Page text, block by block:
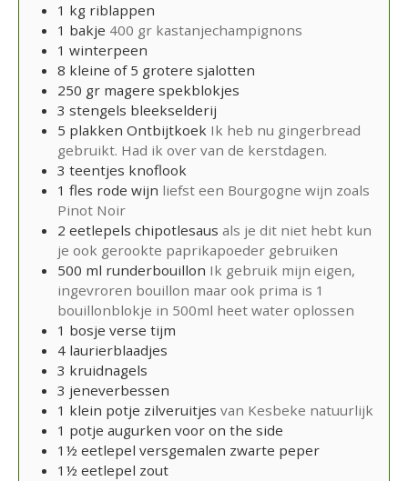
1 kg riblappen
1 bakje 400 gr kastanjechampignons
1 winterpeen
8 kleine of 5 grotere sjalotten
250 gr magere spekblokjes
3 stengels bleekselderij
5 plakken Ontbijtkoek Ik heb nu gingerbread
gebruikt. Had ik over van de kerstdagen.
3 teentjes knoflook
1 fles rode wijn liefst een Bourgogne wijn zoals
Pinot Noir
2 eetlepels chipotlesaus als je dit niet hebt kun
je ook gerookte paprikapoeder gebruiken
500 ml runderbouillon Ik gebruik mijn eigen,
ingevroren bouillon maar ook prima is 1
bouillonblokje in 500ml heet water oplossen
1 bosje verse tijm
4 laurierblaadjes
3 kruidnagels
3 jeneverbessen
1 klein potje zilveruitjes van Kesbeke natuurlijk
1 potje augurken voor on the side
1½ eetlepel versgemalen zwarte peper
1½ eetlepel zout